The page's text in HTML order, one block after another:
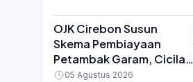
Api
OJK Cirebon Susun
Skema Pembiayaan
Petambak Garam, Cicilan
Disesuaikan Musim
05 Agustus 2026